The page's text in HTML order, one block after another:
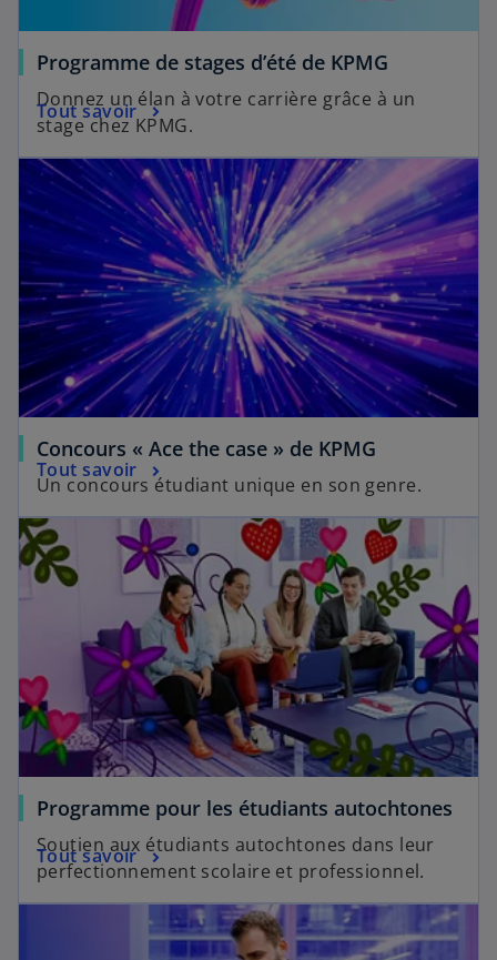
Programme de stages d’été de KPMG
Donnez un élan à votre carrière grâce à un
stage chez KPMG.
Tout savoir
Concours « Ace the case » de KPMG
Un concours étudiant unique en son genre.
Tout savoir
Programme pour les étudiants autochtones
Soutien aux étudiants autochtones dans leur
perfectionnement scolaire et professionnel.
Tout savoir